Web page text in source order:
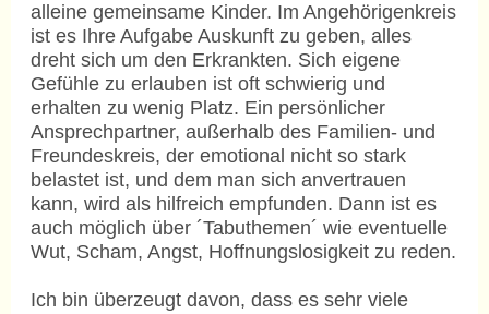
alleine gemeinsame Kinder. Im Angehörigenkreis
ist es Ihre Aufgabe Auskunft zu geben, alles
dreht sich um den Erkrankten. Sich eigene
Gefühle zu erlauben ist oft schwierig und
erhalten zu wenig Platz. Ein persönlicher
Ansprechpartner, außerhalb des Familien- und
Freundeskreis, der emotional nicht so stark
belastet ist, und dem man sich anvertrauen
kann, wird als hilfreich empfunden. Dann ist es
auch möglich über ´Tabuthemen´ wie eventuelle
Wut, Scham, Angst, Hoffnungslosigkeit zu reden.
Ich bin überzeugt davon, dass es sehr viele